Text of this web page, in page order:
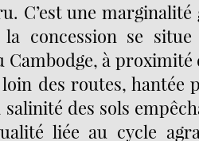
C’est une marginalité
concession se
Cambodge, à proximité
des routes, hantée
salinité des sols
liée au cycle